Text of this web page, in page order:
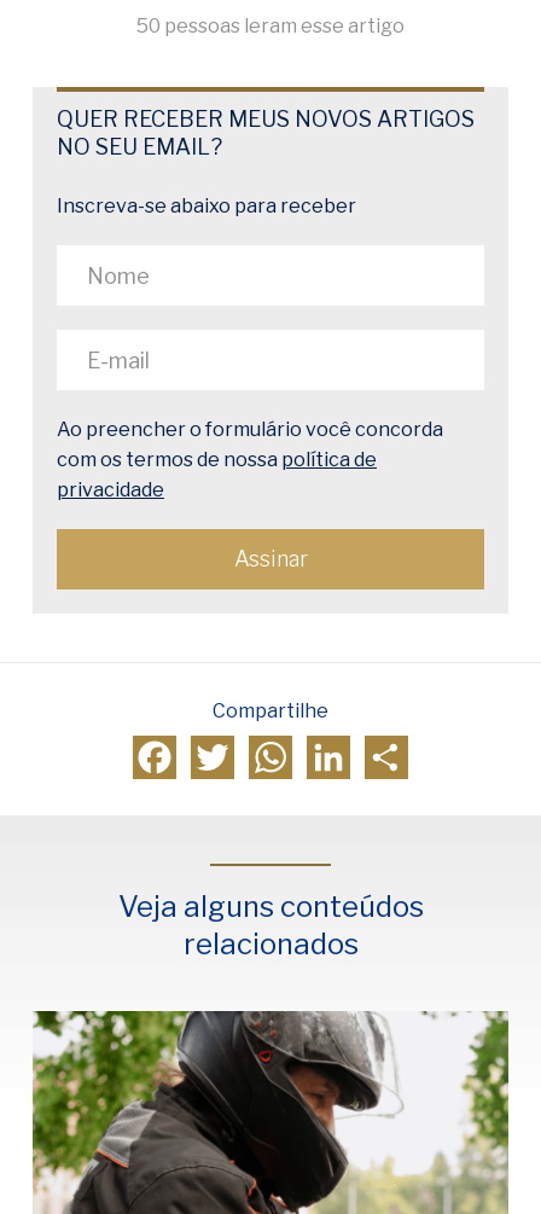
50 pessoas leram esse artigo
QUER RECEBER MEUS NOVOS ARTIGOS
NO SEU EMAIL?
Inscreva-se abaixo para receber
Ao preencher o formulário você concorda
com os termos de nossa política de
privacidade
Compartilhe
FacebookTwitter WhatsAppLinkedIn
Veja alguns conteúdos
relacionados